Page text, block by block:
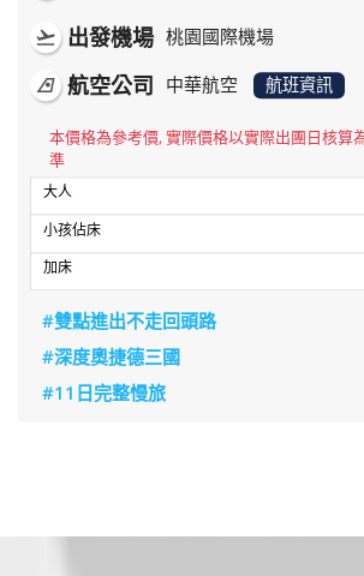
flight_takeoff 出發機場 桃園國際機場
airlines 航空公司 中華航空 航班資訊
本價格為參考價, 實際價格以實際出團日核算
準
#雙點進出不走回頭路
#深度奧捷德三國
#11日完整慢旅